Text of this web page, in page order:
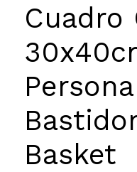
Cuadro
Basket